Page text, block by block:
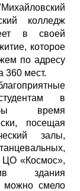
колледж
в своей
которое
по адресу
360 мест.
в
время
посещая
залы,
ЦО «Космос»,
здания
можно смело